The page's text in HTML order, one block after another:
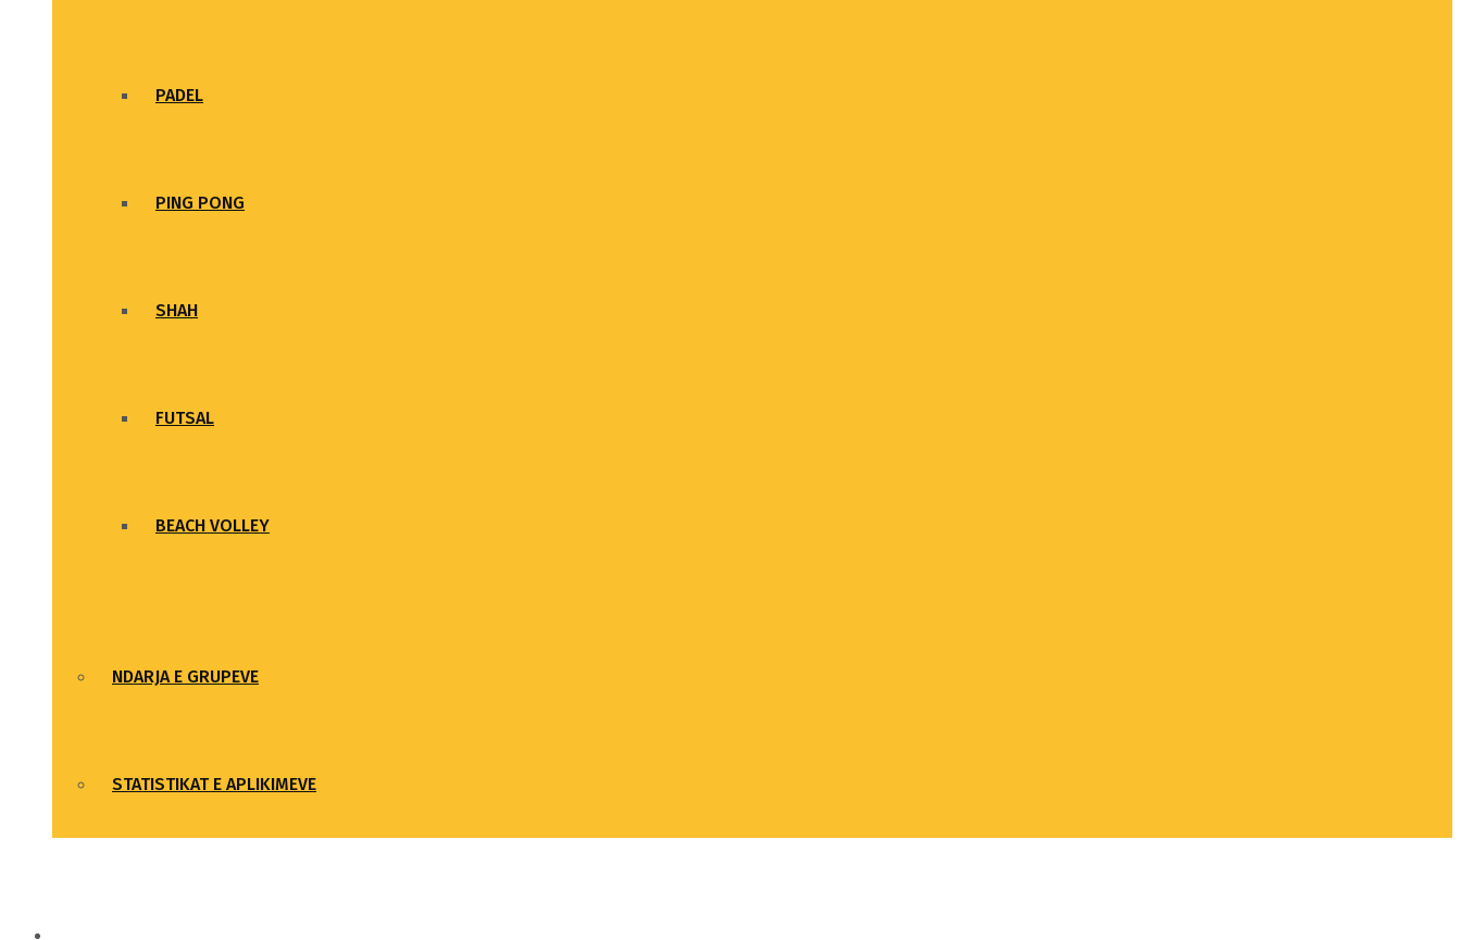
PADEL
PING PONG
SHAH
FUTSAL
BEACH VOLLEY
NDARJA E GRUPEVE
STATISTIKAT E APLIKIMEVE